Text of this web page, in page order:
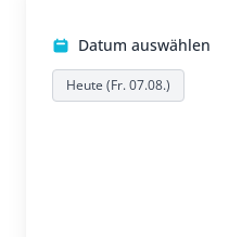
Datum auswählen
Heute (Fr. 07.08.)